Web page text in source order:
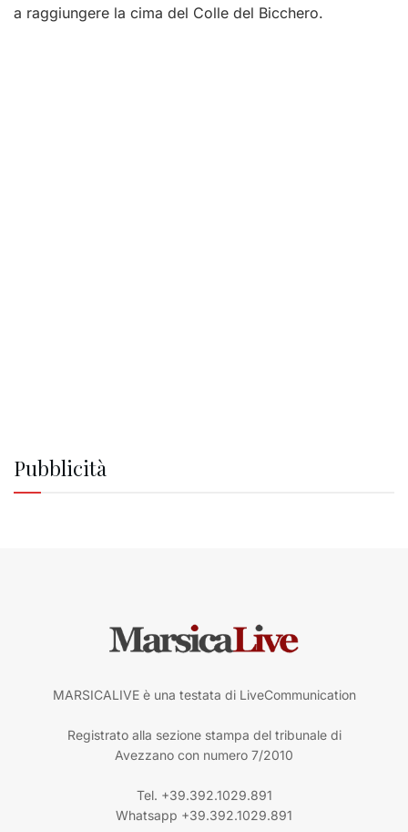
a raggiungere la cima del Colle del Bicchero.
Pubblicità
MARSICALIVE è una testata di LiveCommunication
Registrato alla sezione stampa del tribunale di
Avezzano con numero 7/2010
Tel. +39.392.1029.891
Whatsapp +39.392.1029.891